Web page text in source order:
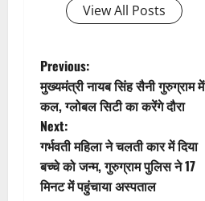
View All Posts
P
o
s
t
Previous:
मुख्यमंत्री नायब सिंह सैनी गुरुग्राम में
कल, ग्लोबल सिटी का करेंगे दौरा
Next:
गर्भवती महिला ने चलती कार में दिया
बच्चे को जन्म, गुरुग्राम पुलिस ने 17
मिनट में पहुंचाया अस्पताल